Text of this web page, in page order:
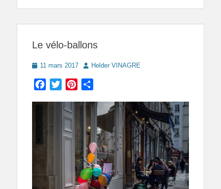
Le vélo-ballons
Posted
11 mars 2017 AuthorHelder VINAGRE
Facebook
TwitterPinterest